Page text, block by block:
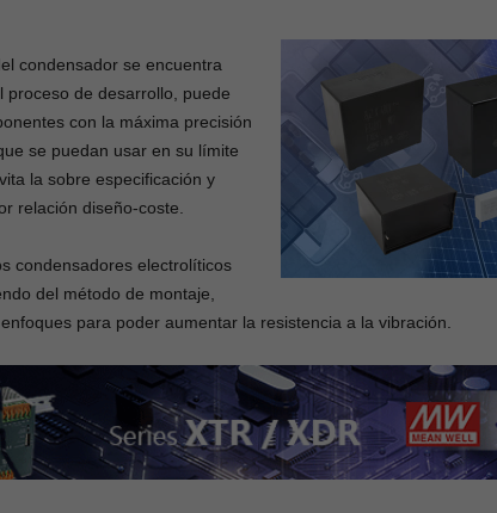
condensador se encuentra
proceso de desarrollo, puede
con la máxima precisión
se puedan usar en su límite
la sobre especificación y
relación diseño-coste.
condensadores electrolíticos
del método de montaje,
para poder aumentar la resistencia a la vibración.